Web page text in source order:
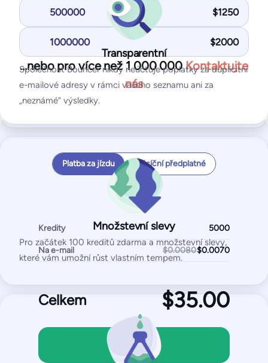
500000 $1250
1000000 $2000
…nebo pro více než 1 000 000Kontaktujte
nás
Platba za jízdu Měsíční předplatné
Kredity
Na e-mail $0.0080
Celkem
Nákup
Začněte zdarma
S tarifem Standard získáte:
Testy umístění ve schránce
Testy seznamu blokovaných IP adres a domén
Pro
250 USD/měsíc
2 500testovacích e-mailů
50sledovaných IP adres / domén
Začněte zdarma
S tarifem Pro získáte:
Testy umístění ve schránce
Měsíční předplatné
Měsíční kontroly
Vaše celková částka
Přihlaste se k odběru na
Podporované místní měny
Transparentní
Společnost Bouncer nikdy neúčtuje poplatky za duplicitní
e-mailové adresy v rámci vašeho seznamu ani za
„neznámé“ výsledky.
Množstevní slevy
Pro začátek 100 kreditů zdarma a množstevní slevy,
které vám umožní růst vlastním tempem.